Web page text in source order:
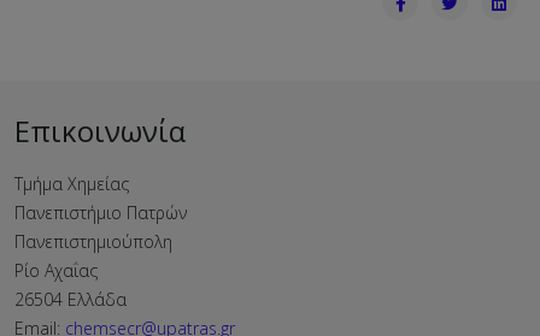
Επικοινωνία
Τμήμα Χημείας
Πανεπιστήμιο Πατρών
Πανεπιστημιούπολη
Ρίο Αχαΐας
26504 Ελλάδα
Email: chemsecr@upatras.gr